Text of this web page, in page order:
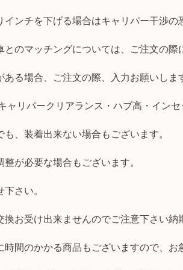
インチを下げる場合はキャリパー干渉の
とのマッチングについては、ご注文の
ある場合、ご注文の際、入力お願いしま
ャリパークリアランス・ハブ高・イン
、装着出来ない場合もございます。
整が必要な場合もございます。
さい。
換お受け出来ませんのでご注意下さい
時間のかかる商品もございますので、お